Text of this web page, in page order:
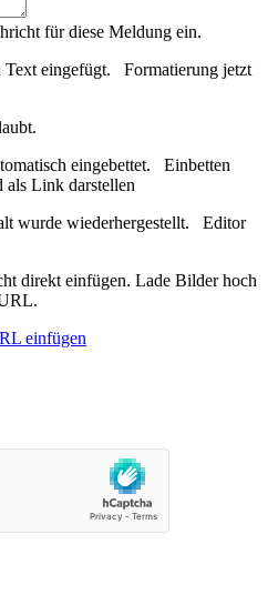
für diese Meldung ein.
Text eingefügt. Formatierung jetzt
eingebettet. Einbetten
als Link darstellen
wurde wiederhergestellt. Editor
direkt einfügen. Lade Bilder hoch
einfügen